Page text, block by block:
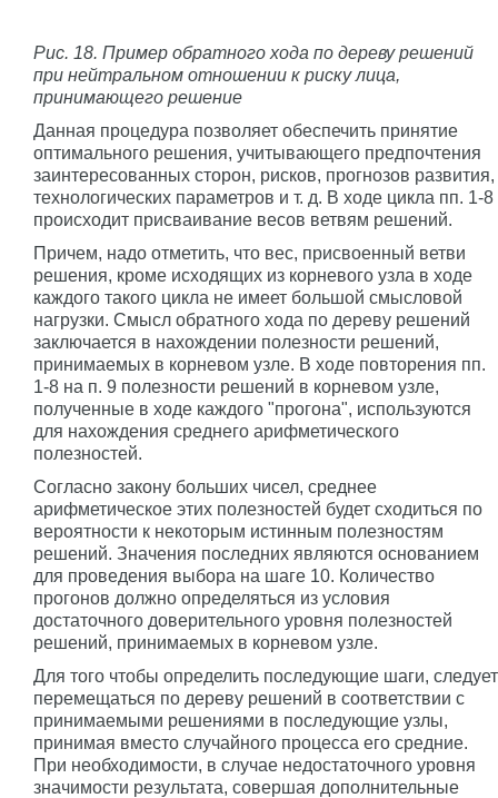
Рис. 18. Пример обратного хода по дереву решений
при нейтральном отношении к риску лица,
принимающего решение
Данная процедура позволяет обеспечить принятие
оптимального решения, учитывающего предпочтения
заинтересованных сторон, рисков, прогнозов развития,
технологических параметров и т. д. В ходе цикла пп. 1-8
происходит присваивание весов ветвям решений.
Причем, надо отметить, что вес, присвоенный ветви
решения, кроме исходящих из корневого узла в ходе
каждого такого цикла не имеет большой смысловой
нагрузки. Смысл обратного хода по дереву решений
заключается в нахождении полезности решений,
принимаемых в корневом узле. В ходе повторения пп.
1-8 на п. 9 полезности решений в корневом узле,
полученные в ходе каждого "прогона", используются
для нахождения среднего арифметического
полезностей.
Согласно закону больших чисел, среднее
арифметическое этих полезностей будет сходиться по
вероятности к некоторым истинным полезностям
решений. Значения последних являются основанием
для проведения выбора на шаге 10. Количество
прогонов должно определяться из условия
достаточного доверительного уровня полезностей
решений, принимаемых в корневом узле.
Для того чтобы определить последующие шаги, следует
перемещаться по дереву решений в соответствии с
принимаемыми решениями в последующие узлы,
принимая вместо случайного процесса его средние.
При необходимости, в случае недостаточного уровня
значимости результата, совершая дополнительные